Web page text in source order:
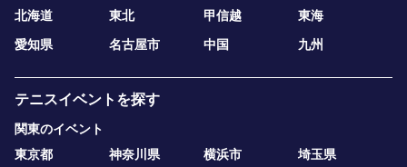
北海道
東北 甲信越
東海
愛知県
名古屋市 中国 九州
テニスイベントを探す
関東のイベント
東京都
神奈川県 横浜市
埼玉県